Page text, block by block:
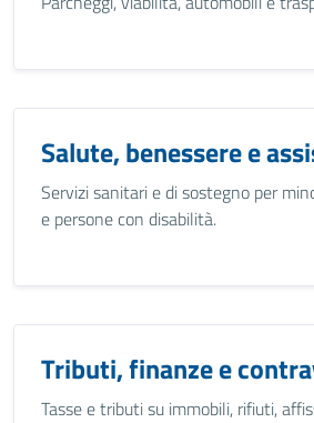
Salute, benessere e
Servizi sanitari e di sostegno per
e persone con disabilità.
Tributi, finanze e
Tasse e tributi su immobili, rifiuti,